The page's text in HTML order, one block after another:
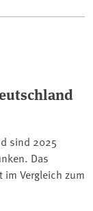
sind 2025
Das
Vergleich zum